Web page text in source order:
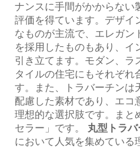
ナンスに手間がかからない
評価を得ています。デザイ
なものが主流で、エレガン
を採用したものもあり、イ
引き立てます。モダン、ラ
タイルの住宅にもそれぞれ
す。また、トラバーチンは
配慮した素材であり、エコ
理想的な選択肢です。まと
セラー」です。 丸型トラ
において人気を集めている